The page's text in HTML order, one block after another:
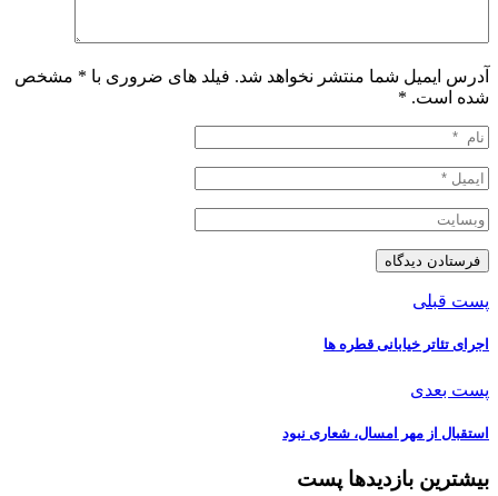
آدرس ایمیل شما منتشر نخواهد شد. فیلد های ضروری با * مشخص
شده است. *
پست قبلی
اجرای تئاتر خیابانی قطره ها
پست بعدی
استقبال از مهر امسال، شعاری نبود
بیشترین بازدیدها پست